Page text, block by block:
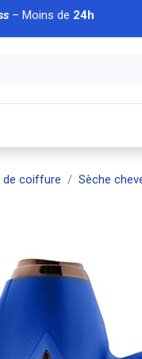
– Moins de 24h
À DÉCOUVRIR
de coiffure Sèche